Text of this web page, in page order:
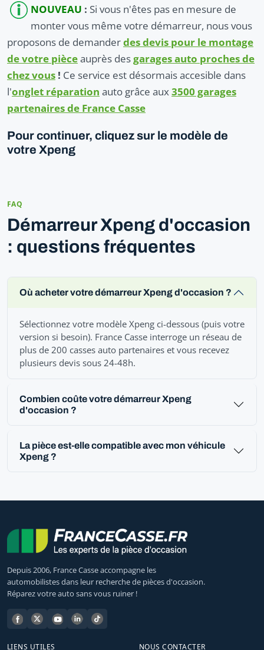
NOUVEAU : Si vous n'êtes pas en mesure de
monter vous même votre démarreur, nous vous
proposons de demanderdes devis pour le montage
de votre pièceauprès desgarages auto proches de
chez vous ! Ce service est désormais accesible dans
l'onglet réparation auto grâce aux3500 garages
partenaires de France Casse
Pour continuer, cliquez sur le modèle de
votre Xpeng
FAQ
Démarreur Xpeng d'occasion
: questions fréquentes
Où acheter votre démarreur Xpeng d'occasion ?
Sélectionnez votre modèle Xpeng ci-dessous (puis votre
version si besoin). France Casse interroge un réseau de
plus de 200 casses auto partenaires et vous recevez
plusieurs devis sous 24-48h.
Combien coûte votre démarreur Xpeng
d'occasion ?
La pièce est-elle compatible avec mon véhicule
Xpeng ?
Depuis 2006, France Casse accompagne les
automobilistes dans leur recherche de pièces d'occasion.
Réparez votre auto sans vous ruiner !
LIENS UTILES NOUS CONTACTER